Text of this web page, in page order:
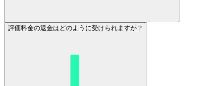
評価料金の返金はどのように受けられますか？